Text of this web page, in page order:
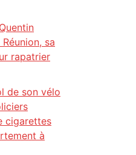
sa
rapatrier
de son vélo
cigarettes
à